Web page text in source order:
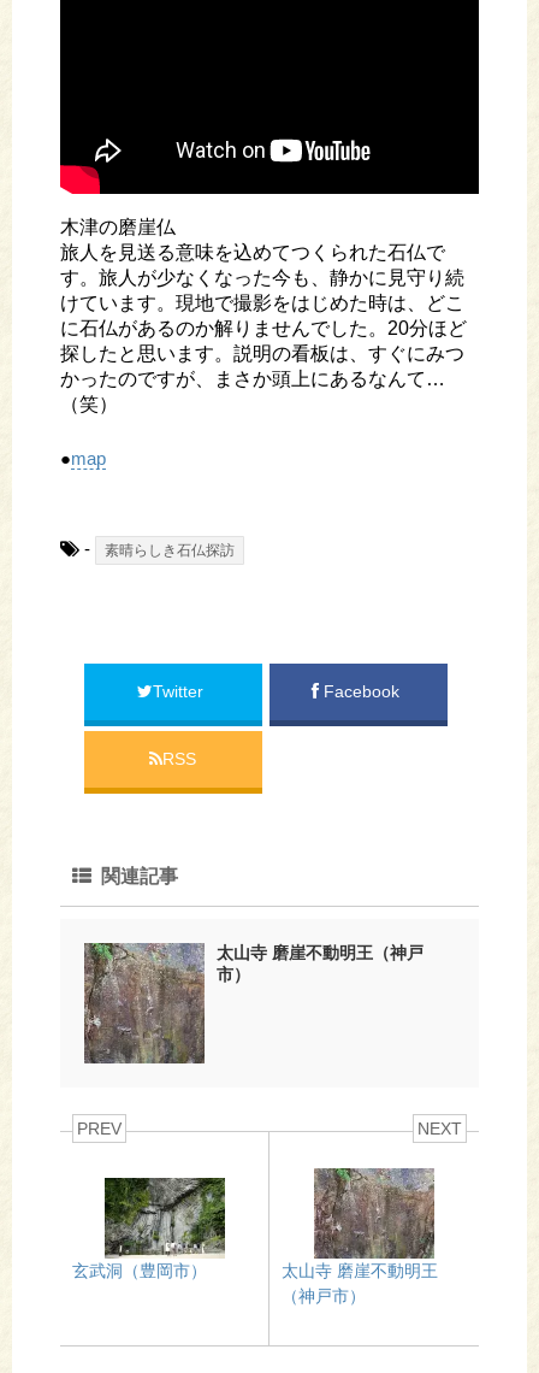
木津の磨崖仏
旅人を見送る意味を込めてつくられた石仏で
す。旅人が少なくなった今も、静かに見守り続
けています。現地で撮影をはじめた時は、どこ
に石仏があるのか解りませんでした。20分ほど
探したと思います。説明の看板は、すぐにみつ
かったのですが、まさか頭上にあるなんて…
（笑）
●map
- 素晴らしき石仏探訪
Twitter Facebook
RSS
関連記事
太山寺 磨崖不動明王（神戸
市）
PREV
玄武洞（豊岡市）
NEXT
太山寺 磨崖不動明王
（神戸市）